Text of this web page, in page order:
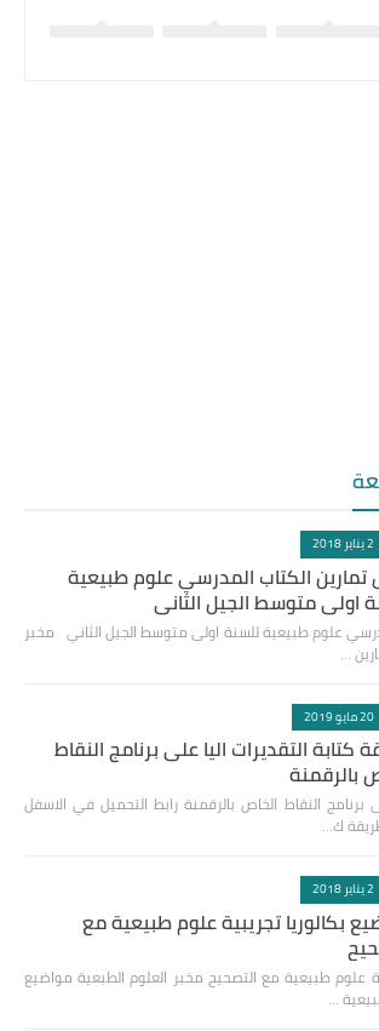
2 يناير 2018
تمارين الكتاب المدرسي علوم طبيعية
اولى متوسط الجيل الثاني
علوم طبيعية للسنة اولى متوسط الجيل الثاني مخبر
…
20 مايو 2019
كتابة التقديرات اليا على برنامج النقاط
بالرقمنة
برنامج النقاط الخاص بالرقمنة رابط التحميل في الاسفل
ك…
2 يناير 2018
بكالوريا تجريبية علوم طبيعية مع
علوم طبيعية مع التصحيح مخبر العلوم الطبعية مواضيع
…